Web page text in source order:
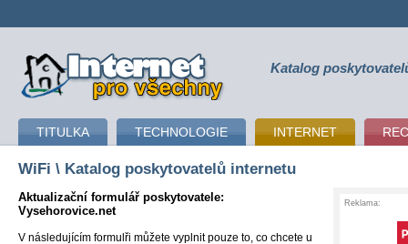
připojení k internetu Katalog
TITULKA TECHNOLOGIE INTERNET
WiFi \ Katalog poskytovatelů internetu
Reklama:
Aktualizační formulář poskytovatele:
Vysehorovice.net
V následujícím formulři můžete vyplnit pouze to, co chcete u